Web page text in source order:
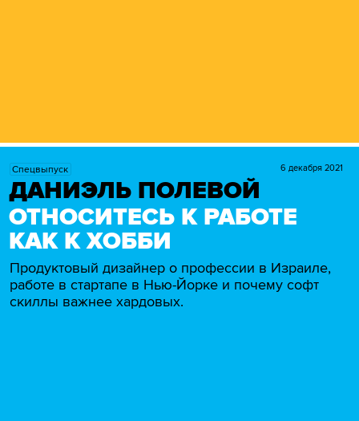
Спецвыпуск 6 декабря 2021
ДАНИЭЛЬ ПОЛЕВОЙ
ОТНОСИТЕСЬ К РАБОТЕ
КАК К ХОББИ
Продуктовый дизайнер о профессии в Израиле,
работе в стартапе в Нью-Йорке и почему софт
скиллы важнее хардовых.